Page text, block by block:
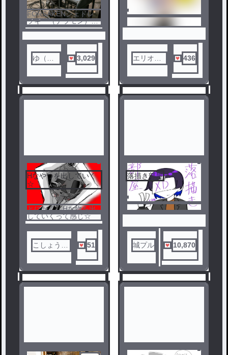
ノベ
ル
FORSAKENシェドレ
ツキー（テラモン）と
1x1x1x1の話です。
半分コメディ？
1〜9話→神話編
10〜18話
→FORSAKEN編
19〜26話→相棒編
ゆ（旧
3,029
1
エリオッ
436
2
Hなやつを出していく
☆
とにかく、Hな物を出
していくって感じ☆
こしょうも
51
落描き部屋
城プル 10,870